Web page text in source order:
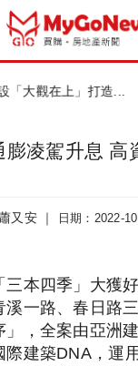
森PLAZA」 國慶...
膨凌駕升息 高
又安 ｜ 日期：2022-
三本四季」大獲
溪一路、春日路
」，全案由亞洲
建築DNA，運